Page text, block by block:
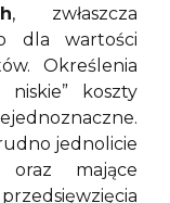
, zwłaszcza
dla wartości
Określenia
niskie” koszty
jednolicie
oraz mające